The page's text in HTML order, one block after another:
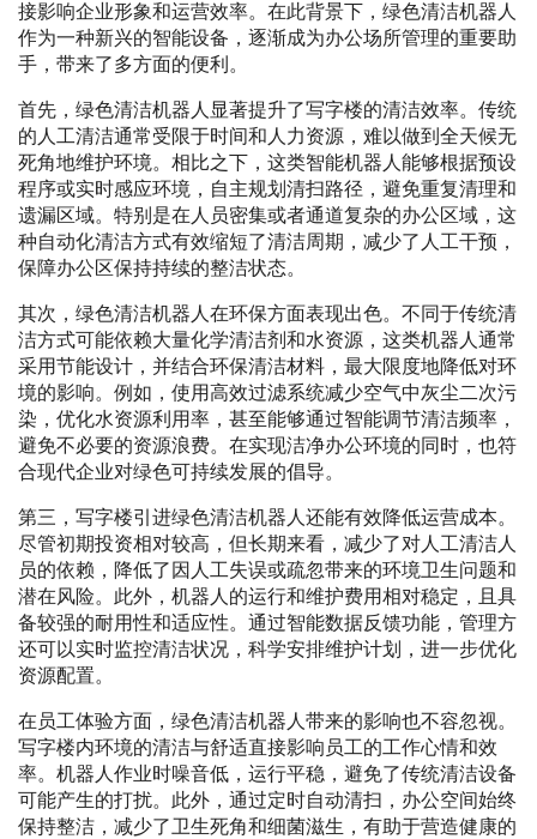
接影响企业形象和运营效率。在此背景下，绿色清洁机器人
作为一种新兴的智能设备，逐渐成为办公场所管理的重要助
手，带来了多方面的便利。
首先，绿色清洁机器人显著提升了写字楼的清洁效率。传统
的人工清洁通常受限于时间和人力资源，难以做到全天候无
死角地维护环境。相比之下，这类智能机器人能够根据预设
程序或实时感应环境，自主规划清扫路径，避免重复清理和
遗漏区域。特别是在人员密集或者通道复杂的办公区域，这
种自动化清洁方式有效缩短了清洁周期，减少了人工干预，
保障办公区保持持续的整洁状态。
其次，绿色清洁机器人在环保方面表现出色。不同于传统清
洁方式可能依赖大量化学清洁剂和水资源，这类机器人通常
采用节能设计，并结合环保清洁材料，最大限度地降低对环
境的影响。例如，使用高效过滤系统减少空气中灰尘二次污
染，优化水资源利用率，甚至能够通过智能调节清洁频率，
避免不必要的资源浪费。在实现洁净办公环境的同时，也符
合现代企业对绿色可持续发展的倡导。
第三，写字楼引进绿色清洁机器人还能有效降低运营成本。
尽管初期投资相对较高，但长期来看，减少了对人工清洁人
员的依赖，降低了因人工失误或疏忽带来的环境卫生问题和
潜在风险。此外，机器人的运行和维护费用相对稳定，且具
备较强的耐用性和适应性。通过智能数据反馈功能，管理方
还可以实时监控清洁状况，科学安排维护计划，进一步优化
资源配置。
在员工体验方面，绿色清洁机器人带来的影响也不容忽视。
写字楼内环境的清洁与舒适直接影响员工的工作心情和效
率。机器人作业时噪音低，运行平稳，避免了传统清洁设备
可能产生的打扰。此外，通过定时自动清扫，办公空间始终
保持整洁，减少了卫生死角和细菌滋生，有助于营造健康的